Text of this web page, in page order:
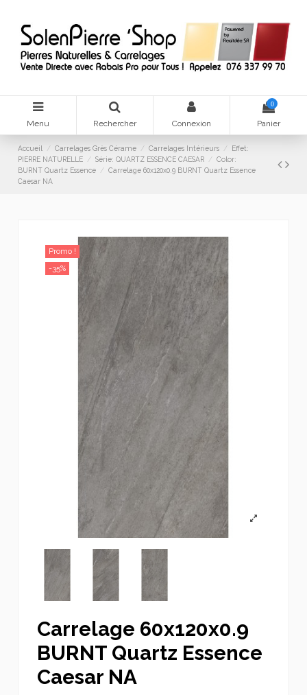
Menu Rechercher Connexion
0
Panier
Accueil Carrelages Grès Cérame Carrelages Intérieurs
Effet:
PIERRE NATURELLE
Série: QUARTZ ESSENCE CAESAR
Color:
BURNT Quartz Essence
Carrelage 60x120x0.9 BURNT Quartz Essence
Caesar NA
Promo !
-35%
Carrelage 60x120x0.9
BURNT Quartz Essence
Caesar NA